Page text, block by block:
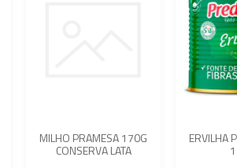
MILHO PRAMESA 170G
CONSERVA LATA
ERVILHA